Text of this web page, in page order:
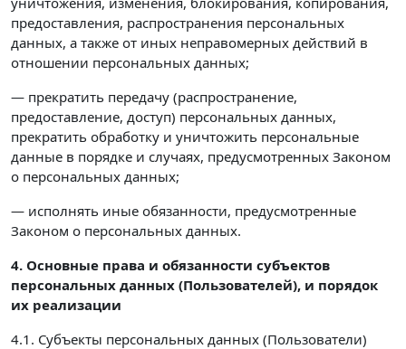
предоставления, распространения персональных
данных, а также от иных неправомерных действий в
отношении персональных данных;
— прекратить передачу (распространение,
предоставление, доступ) персональных данных,
прекратить обработку и уничтожить персональные
данные в порядке и случаях, предусмотренных Законом
о персональных данных;
— исполнять иные обязанности, предусмотренные
Законом о персональных данных.
4. Основные права и обязанности субъектов
персональных данных (Пользователей), и порядок
их реализации
4.1. Субъекты персональных данных (Пользователи)